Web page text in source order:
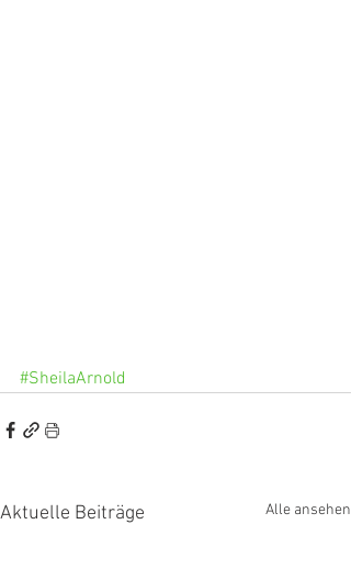
#SheilaArnold
Aktuelle Beiträge Alle ansehen